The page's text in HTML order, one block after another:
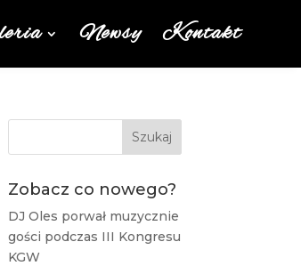
Newsy Kontakt
Szukaj
Zobacz co nowego?
DJ Oles porwał muzycznie
gości podczas III Kongresu
KGW